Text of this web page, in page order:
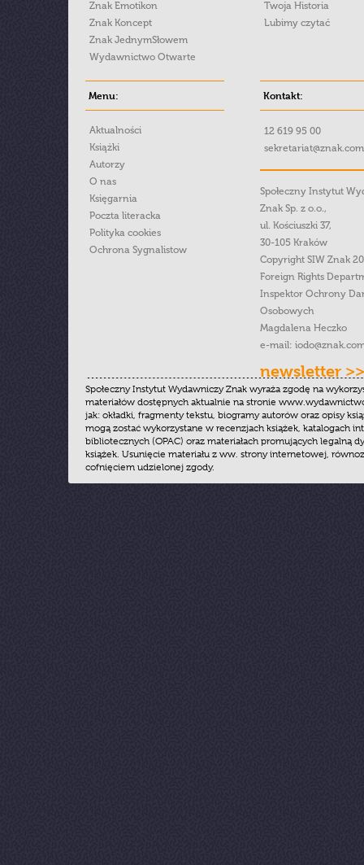
Znak Emotikon
Znak Koncept
Znak JednymSłowem
Wydawnictwo Otwarte
Twoja Historia
Lubimy czytać
Menu:
Aktualności
Książki
Autorzy
O nas
Księgarnia
Poczta literacka
Polityka cookies
Ochrona Sygnalistow
Kontakt:
12 619 95 00
Społeczny Instytut
Znak Sp. z o.o.,
ul. Kościuszki 37,
30-105 Kraków
Copyright SIW Znak
Foreign Rights
Inspektor Ochrony
Osobowych
Magdalena Heczko
e-mail:
newsletter >>
Społeczny Instytut Wydawniczy Znak wyraża zgodę na
materiałów dostępnych aktualnie na stronie
jak: okładki, fragmenty tekstu, biogramy autorów oraz opisy
mogą zostać wykorzystane w recenzjach książek, katalogach
bibliotecznych (OPAC) oraz materiałach promujących legalną
książek. Usunięcie materiału z ww. strony internetowej,
cofnięciem udzielonej zgody.